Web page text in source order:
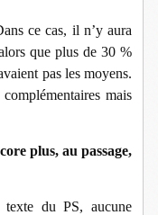
ce cas, il n’y aura
que plus de 30 %
pas les moyens.
mais
plus, au passage,
texte du PS, aucune